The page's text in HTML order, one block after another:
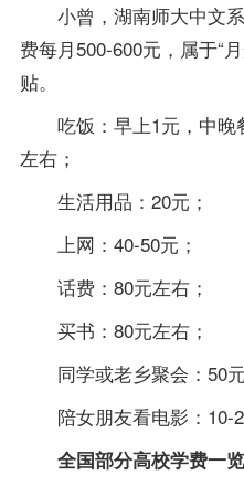
小曾，湖南师大中文系
费每月500-600元，属于“
贴。
吃饭：早上1元，中晚
左右；
生活用品：20元；
上网：40-50元；
话费：80元左右；
买书：80元左右；
同学或老乡聚会：50元
陪女朋友看电影：10-
全国部分高校学费一览